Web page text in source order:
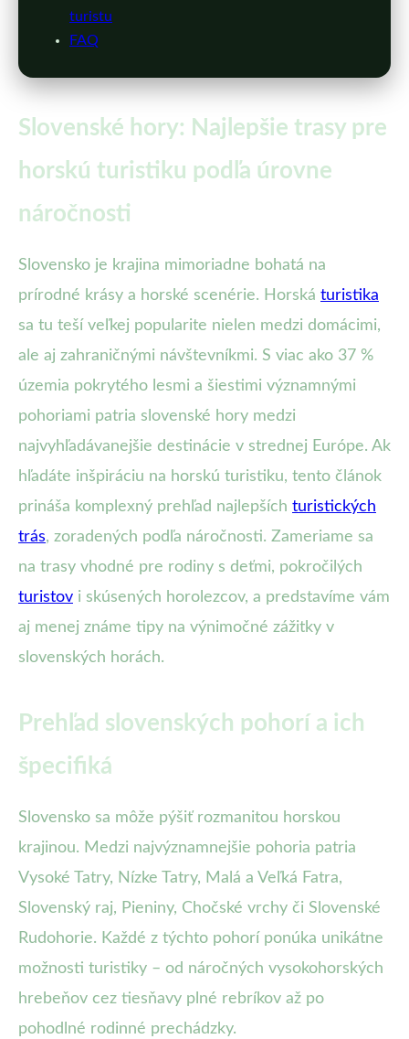
turistu
FAQ
Slovenské hory: Najlepšie trasy pre
horskú turistiku podľa úrovne
náročnosti
Slovensko je krajina mimoriadne bohatá na
prírodné krásy a horské scenérie. Horská turistika
sa tu teší veľkej popularite nielen medzi domácimi,
ale aj zahraničnými návštevníkmi. S viac ako 37 %
územia pokrytého lesmi a šiestimi významnými
pohoriami patria slovenské hory medzi
najvyhľadávanejšie destinácie v strednej Európe. Ak
hľadáte inšpiráciu na horskú turistiku, tento článok
prináša komplexný prehľad najlepších turistických
trás, zoradených podľa náročnosti. Zameriame sa
na trasy vhodné pre rodiny s deťmi, pokročilých
turistov i skúsených horolezcov, a predstavíme vám
aj menej známe tipy na výnimočné zážitky v
slovenských horách.
Prehľad slovenských pohorí a ich
špecifiká
Slovensko sa môže pýšiť rozmanitou horskou
krajinou. Medzi najvýznamnejšie pohoria patria
Vysoké Tatry, Nízke Tatry, Malá a Veľká Fatra,
Slovenský raj, Pieniny, Chočské vrchy či Slovenské
Rudohorie. Každé z týchto pohorí ponúka unikátne
možnosti turistiky – od náročných vysokohorských
hrebeňov cez tiesňavy plné rebríkov až po
pohodlné rodinné prechádzky.